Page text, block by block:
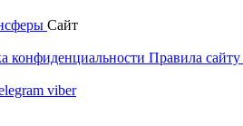
Сайт
конфиденциальности Правила сайту
viber